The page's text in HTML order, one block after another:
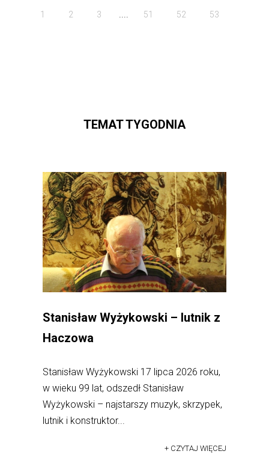
1 2 3 51 52 53
TEMAT TYGODNIA
Stanisław Wyżykowski – lutnik z
Haczowa
Stanisław Wyżykowski 17 lipca 2026 roku,
w wieku 99 lat, odszedł Stanisław
Wyżykowski – najstarszy muzyk, skrzypek,
lutnik i konstruktor...
+ CZYTAJ WIĘCEJ